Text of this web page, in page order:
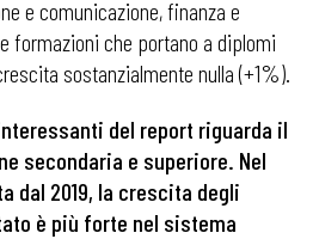
e comunicazione, finanza e
formazioni che portano a diplomi
sostanzialmente nulla (+1%).
del report riguarda il
secondaria e superiore. Nel
dal 2019, la crescita degli
è più forte nel sistema